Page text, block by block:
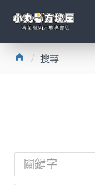
搜尋